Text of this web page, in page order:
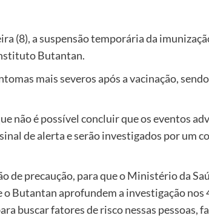
(8), a suspensão temporária da
Butantan.
mais severos após a vacinação,
não é possível concluir que os eventos
de alerta e serão investigados por um
de precaução, para que o Ministério da
Butantan aprofundem a investigação nos
buscar fatores de risco nessas pessoas,